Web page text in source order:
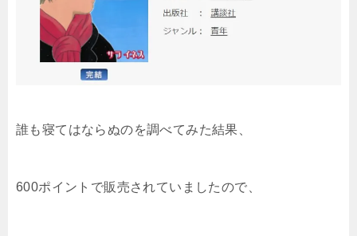
誰も寝てはならぬのを調べてみた結果
600ポイントで販売されていましたので、